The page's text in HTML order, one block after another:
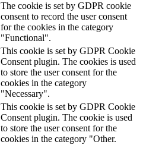
The cookie is set by GDPR cookie
consent to record the user consent
for the cookies in the category
"Functional".
This cookie is set by GDPR Cookie
Consent plugin. The cookies is used
to store the user consent for the
cookies in the category
"Necessary".
This cookie is set by GDPR Cookie
Consent plugin. The cookie is used
to store the user consent for the
cookies in the category "Other.